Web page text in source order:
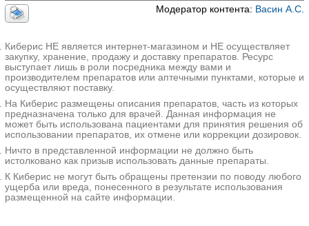
260-11000₽ Запись
Краснодар; ул. Линейная, д. 23
+7(861..показать
260-11000₽ Запись
Эскулап на Карякина
Краснодар; ул. Карякина, д. 20;
+7(861..показать
260-11000₽ Запись
Смарт Клиник на Восход
Казань; ул. Восход, д. 16
; м. Яшьлек (Юность)
+7(843..показать
450₽ Запись
Модератор контента: Васин А.С.
Киберис НЕ является интернет-магазином и НЕ осуществляет
закупку, хранение, продажу и доставку препаратов. Ресурс
выступает лишь в роли посредника между вами и
производителем препаратов или аптечными пунктами, которые и
осуществляют поставку.
На Киберис размещены описания препаратов, часть из которых
предназначена только для врачей. Данная информация не
может быть использована пациентами для принятия решения об
использовании препаратов, их отмене или коррекции дозировок.
Ничто в представленной информации не должно быть
истолковано как призыв использовать данные препараты.
К Киберис не могут быть обращены претензии по поводу любого
ущерба или вреда, понесенного в результате использования
размещенной на сайте информации.